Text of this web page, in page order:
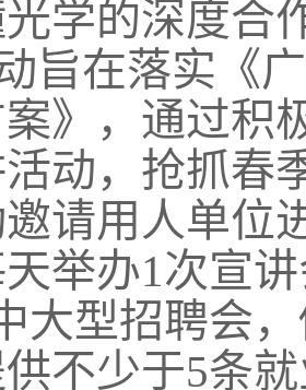
学的深度合
旨在落实《
》，通过积
动，抢抓春
请用人单位
举办1次宣
大型招聘会
不少于5条